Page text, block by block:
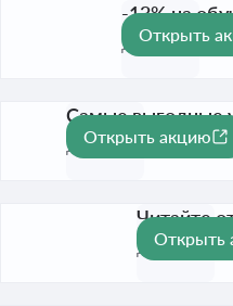
-13%
-13% на
До 31 авг.
Открыть
Самые выгодные
До 31 авг. 2026
Открыть акцию
Читайте
До 31 авг.
Открыть